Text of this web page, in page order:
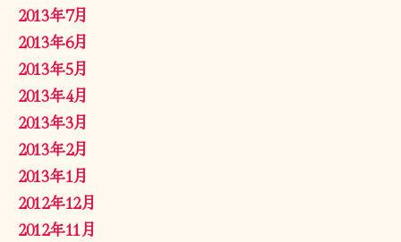
2013年7月
2013年6月
2013年5月
2013年4月
2013年3月
2013年2月
2013年1月
2012年12月
2012年11月